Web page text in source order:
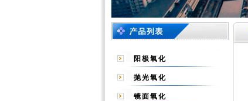
阳极氧化
抛光氧化
镜面氧化